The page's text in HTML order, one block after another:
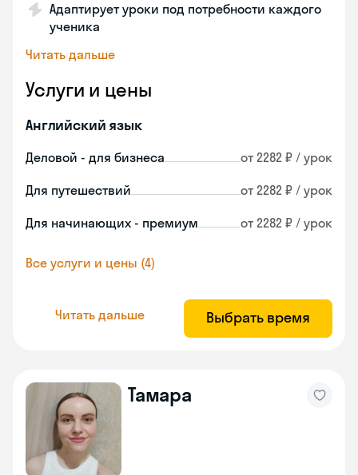
Адаптирует уроки под потребности каждого
ученика
Читать дальше
Услуги и цены
Английский язык
Деловой - для бизнеса от 2282 ₽ / урок
Для путешествий от 2282 ₽ / урок
Для начинающих - премиум от 2282 ₽ / урок
Все услуги и цены (4)
Читать дальше Выбрать время
Тамара